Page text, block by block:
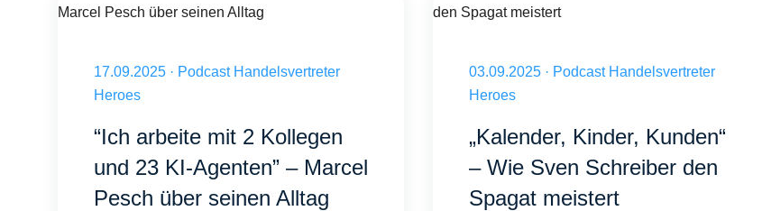
Veröffentlicht am 17.09.2025
17.09.2025 · Podcast Handelsvertreter
Heroes
“Ich arbeite mit 2 Kollegen
und 23 KI-Agenten” – Marcel
Pesch über seinen Alltag
Veröffentlicht am 03.09.2025
03.09.2025 · Podcast Handelsvertreter
Heroes
„Kalender, Kinder, Kunden“
– Wie Sven Schreiber den
Spagat meistert